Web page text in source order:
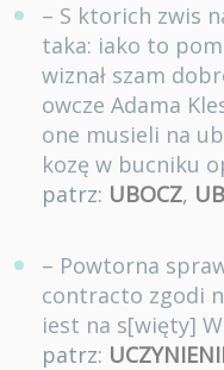
– S ktorich zwis
taka: iako to
wiznał szam
owcze Adama
one musieli na
kozę w bucniku
patrz: UBOCZ,
– Powtorna
contracto zgodi
iest na s[więty]
patrz: